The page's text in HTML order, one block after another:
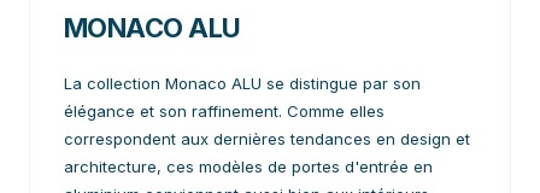
MONACO ALU
La collection Monaco ALU se distingue par son
élégance et son raffinement. Comme elles
correspondent aux dernières tendances en design et
architecture, ces modèles de portes d'entrée en